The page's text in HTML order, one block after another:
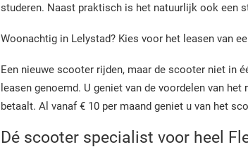
studeren. Naast praktisch is het natuurlijk ook een
Woonachtig in Lelystad? Kies voor het leasen van
Een nieuwe scooter rijden, maar de scooter niet in
leasen genoemd. U geniet van de voordelen van
betaalt. Al vanaf € 10 per maand geniet u van het
Dé scooter specialist voor heel